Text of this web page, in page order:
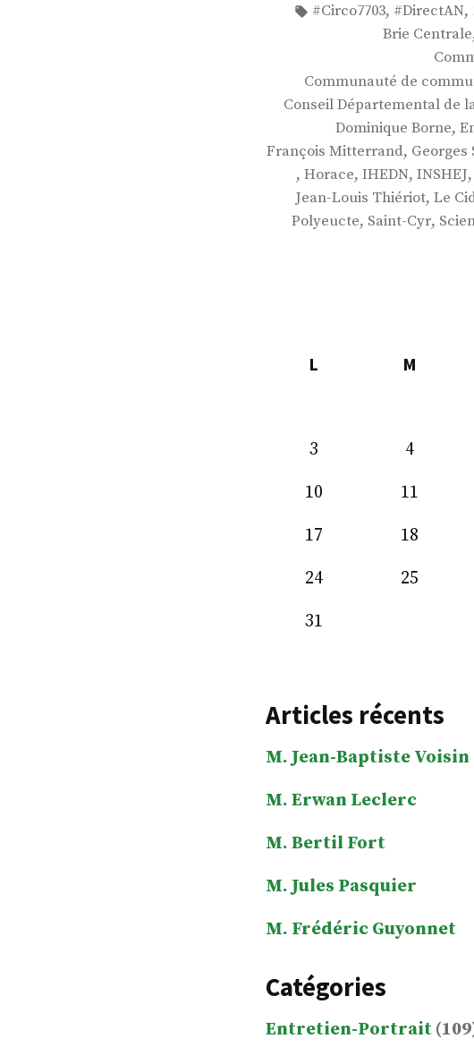
par
Étiquettes :
#Circo7703, #DirectAN,
Brie Centrale
Communauté de
Conseil Départemental de
Dominique Borne,
François Mitterrand, Georges
, Horace, IHEDN, INSHEJ,
Jean-Louis Thiériot, Le
Polyeucte, Saint-Cyr,
L
M
3
4
10
11
17
18
24
25
31
Articles récents
M. Jean-Baptiste Voisin
M. Erwan Leclerc
M. Bertil Fort
M. Jules Pasquier
M. Frédéric Guyonnet
Catégories
Entretien-Portrait